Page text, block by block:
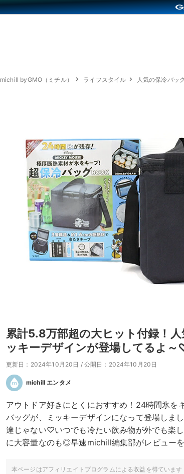
michill byGMO（ミチル） ライフスタイル 人気の保冷バッ
累計5.8万部超の大ヒット付録！
ッキーデザインが登場してるよ
更新日：2024年10月20日 / 公開日：2024年10月20日
michill エンタメ
アウトドア好きにとくにおすすめ！24時間氷を
バッグが、ミッキーデザインになって登場しま
達じゃない♡いつでも冷たい飲み物が外でも楽
に大容量なのも◎早速michill編集部がレビュー
本ページはアフィリエイトプログラムによる収益を得ています